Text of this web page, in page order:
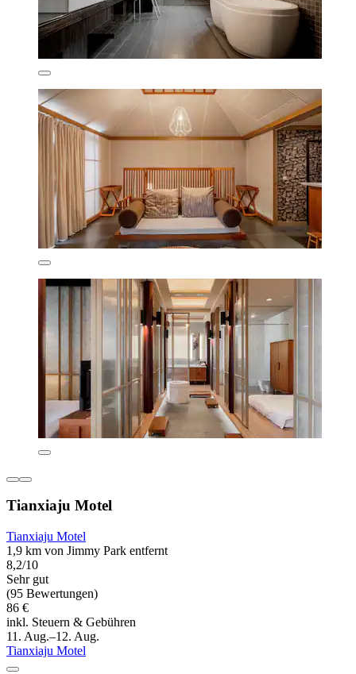
Tianxiaju Motel
Tianxiaju Motel
1,9 km von Jimmy Park entfernt
8,2/10
Sehr gut
(95 Bewertungen)
86 €
inkl. Steuern & Gebühren
11. Aug.–12. Aug.
Tianxiaju Motel